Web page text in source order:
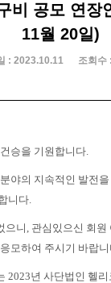
비 공모 연장
11월 20일)
: 2023.10.11 조회수
승을 기원합니다.
야의 지속적인 발전
니다.
으니, 관심있으신 회원
모하여 주시기 바랍니
2023년 사단법인 헬